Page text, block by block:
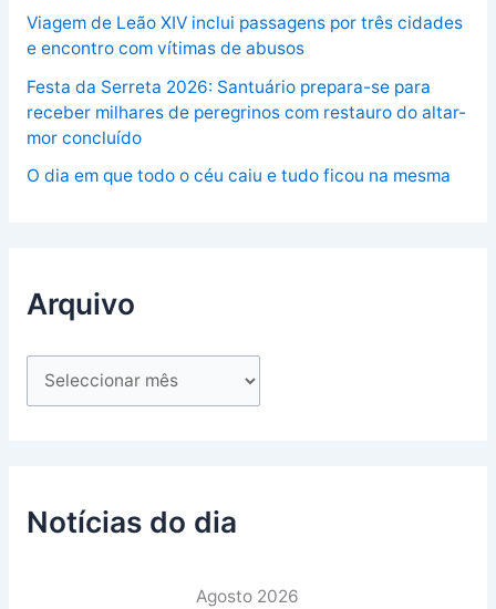
Viagem de Leão XIV inclui passagens por três cidades
e encontro com vítimas de abusos
Festa da Serreta 2026: Santuário prepara-se para
receber milhares de peregrinos com restauro do altar-
mor concluído
O dia em que todo o céu caiu e tudo ficou na mesma
Arquivo
Notícias do dia
Agosto 2026